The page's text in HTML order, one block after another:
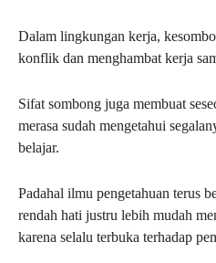
Dalam lingkungan kerja,
konflik dan menghambat kerja
Sifat sombong juga membuat
merasa sudah mengetahui
belajar.
Padahal ilmu pengetahuan terus
rendah hati justru lebih mudah
karena selalu terbuka terhadap